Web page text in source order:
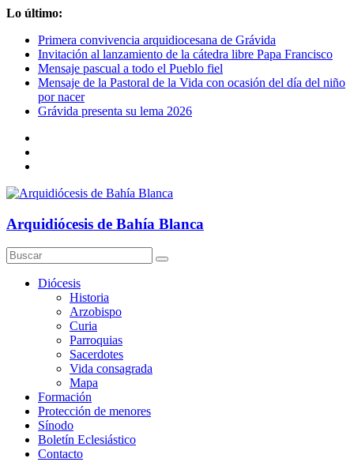
Saltar
contenido
Lo último:
Primera convivencia arquidiocesana de Grávida
Invitación al lanzamiento de la cátedra libre Papa Francisco
Mensaje pascual a todo el Pueblo fiel
Mensaje de la Pastoral de la Vida con ocasión del día del niño
por nacer
Grávida presenta su lema 2026
Arquidiócesis de Bahía Blanca
Diócesis
Historia
Arzobispo
Curia
Parroquias
Sacerdotes
Vida consagrada
Mapa
Formación
Protección de menores
Sínodo
Boletín Eclesiástico
Contacto